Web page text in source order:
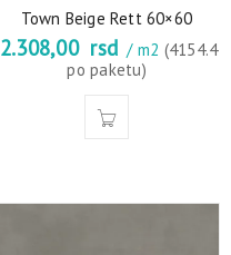
Town Beige Rett 60×60
2.308,00 rsd / m2 (4154.4
po paketu)